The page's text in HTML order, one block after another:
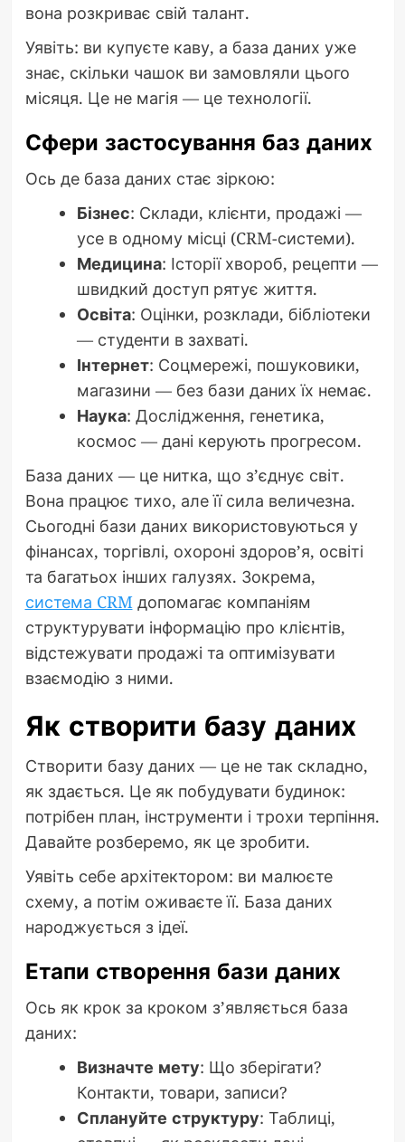
вона розкриває свій талант.
Уявіть: ви купуєте каву, а база даних уже
знає, скільки чашок ви замовляли цього
місяця. Це не магія — це технології.
Сфери застосування баз даних
Ось де база даних стає зіркою:
Бізнес: Склади, клієнти, продажі —
усе в одному місці (CRM-системи).
Медицина: Історії хвороб, рецепти —
швидкий доступ рятує життя.
Освіта: Оцінки, розклади, бібліотеки
— студенти в захваті.
Інтернет: Соцмережі, пошуковики,
магазини — без бази даних їх немає.
Наука: Дослідження, генетика,
космос — дані керують прогресом.
База даних — це нитка, що з’єднує світ.
Вона працює тихо, але її сила величезна.
Сьогодні бази даних використовуються у
фінансах, торгівлі, охороні здоров’я, освіті
та багатьох інших галузях. Зокрема,
система CRMдопомагає компаніям
структурувати інформацію про клієнтів,
відстежувати продажі та оптимізувати
взаємодію з ними.
Як створити базу даних
Створити базу даних — це не так складно,
як здається. Це як побудувати будинок:
потрібен план, інструменти і трохи терпіння.
Давайте розберемо, як це зробити.
Уявіть себе архітектором: ви малюєте
схему, а потім оживаєте її. База даних
народжується з ідеї.
Етапи створення бази даних
Ось як крок за кроком з’являється база
даних:
Визначте мету: Що зберігати?
Контакти, товари, записи?
Сплануйте структуру: Таблиці,